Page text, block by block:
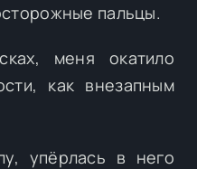
пальцы.
меня окатило
как внезапным
упёрлась в него